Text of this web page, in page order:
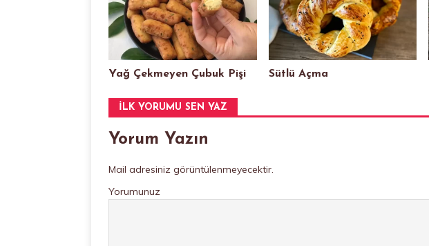
Yağ Çekmeyen Çubuk Pişi Sütlü Açma
İLK YORUMU SEN YAZ
Yorum Yazın
Mail adresiniz görüntülenmeyecektir.
Yorumunuz